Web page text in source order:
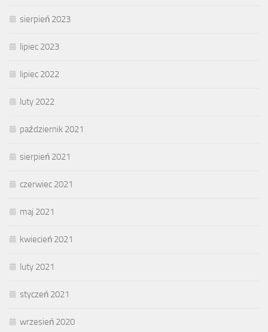
sierpień 2023
lipiec 2023
lipiec 2022
luty 2022
październik 2021
sierpień 2021
czerwiec 2021
maj 2021
kwiecień 2021
luty 2021
styczeń 2021
wrzesień 2020